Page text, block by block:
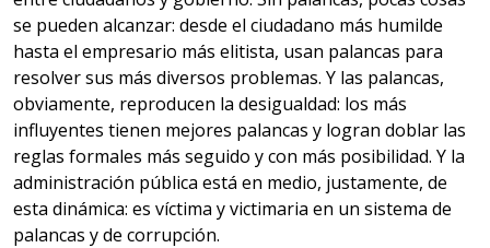
se pueden alcanzar: desde el ciudadano más humilde
hasta el empresario más elitista, usan palancas para
resolver sus más diversos problemas. Y las palancas,
obviamente, reproducen la desigualdad: los más
influyentes tienen mejores palancas y logran doblar las
reglas formales más seguido y con más posibilidad. Y la
administración pública está en medio, justamente, de
esta dinámica: es víctima y victimaria en un sistema de
palancas y de corrupción.